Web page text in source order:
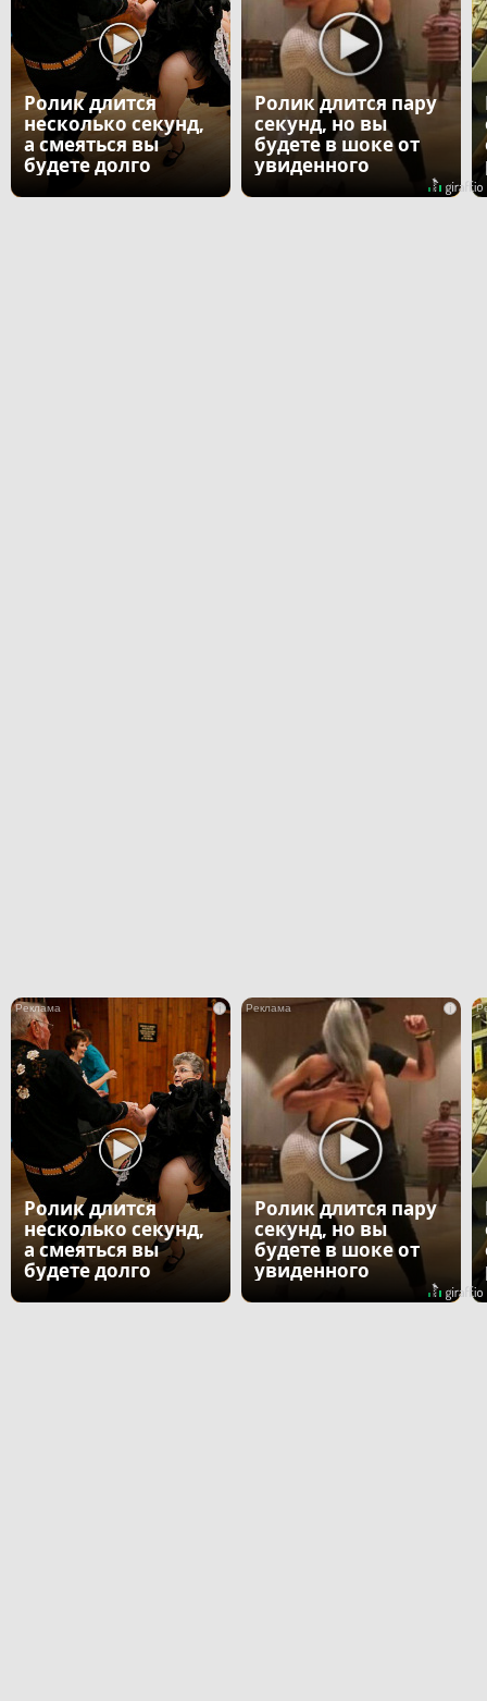
Ролик длится
несколько секунд,
а смеяться вы
будете долго
Ролик длится пару
секунд, но вы
будете в шоке от
увиденного
i
Ролик длится
несколько секунд,
а смеяться вы
будете долго
i
Ролик длится пару
секунд, но вы
будете в шоке от
увиденного